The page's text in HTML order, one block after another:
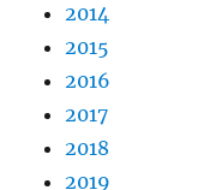
2014
2015
2016
2017
2018
2019